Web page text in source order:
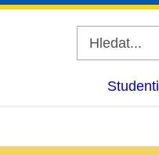
Studenti